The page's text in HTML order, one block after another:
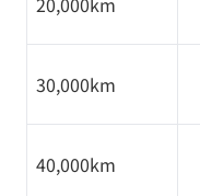
30,000km
40,000km